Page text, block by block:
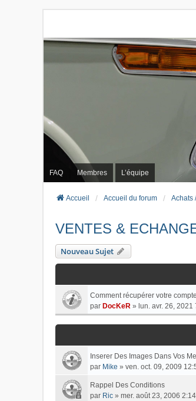
FAQ Membres L’équipe
Accueil Accueil du forum Achats
VENTES &
Nouveau Sujet
Comment récupérer votre
par DocKeR » lun. avr. 26, 2021
Inserer Des Images Dans Vos
par Mike » ven. oct. 09, 2009
Rappel Des Conditions
par Ric » mer. août 23, 2006